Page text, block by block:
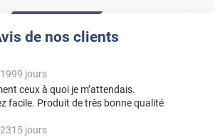
de nos clients
jours
ceux à quoi je m’attendais.
facile. Produit de très bonne qualité
jours